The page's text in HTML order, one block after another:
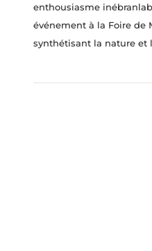
enthousiasme
événement à la Foire de
synthétisant la nature et